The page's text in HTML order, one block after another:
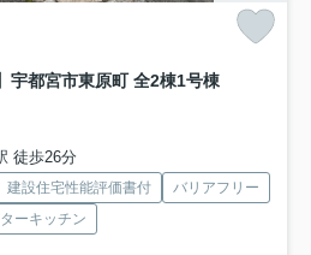
宇都宮市東原町 全2棟1号棟
徒歩26分
建設住宅性能評価書付
バリアフリー
ーキッチン